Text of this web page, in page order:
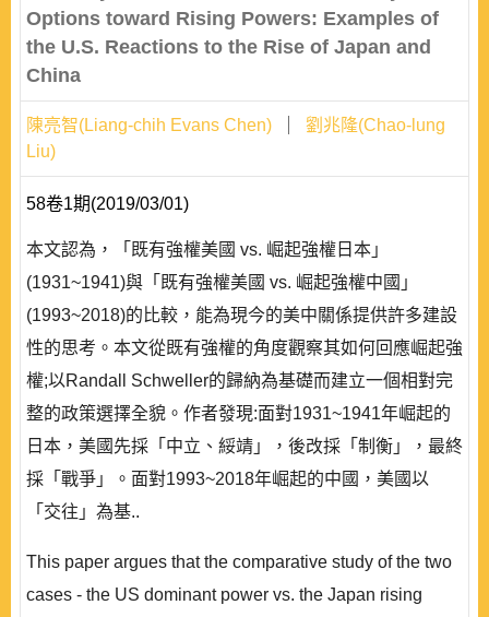
Options toward Rising Powers: Examples of
the U.S. Reactions to the Rise of Japan and
China
陳亮智(Liang-chih Evans Chen)
劉兆隆(Chao-lung
Liu)
58卷1期(2019/03/01)
本文認為，「既有強權美國 vs. 崛起強權日本」
(1931~1941)與「既有強權美國 vs. 崛起強權中國」
(1993~2018)的比較，能為現今的美中關係提供許多建設
性的思考。本文從既有強權的角度觀察其如何回應崛起強
權;以Randall Schweller的歸納為基礎而建立一個相對完
整的政策選擇全貌。作者發現:面對1931~1941年崛起的
日本，美國先採「中立、綏靖」，後改採「制衡」，最終
採「戰爭」。面對1993~2018年崛起的中國，美國以
「交往」為基..
This paper argues that the comparative study of the two
cases - the US dominant power vs. the Japan rising